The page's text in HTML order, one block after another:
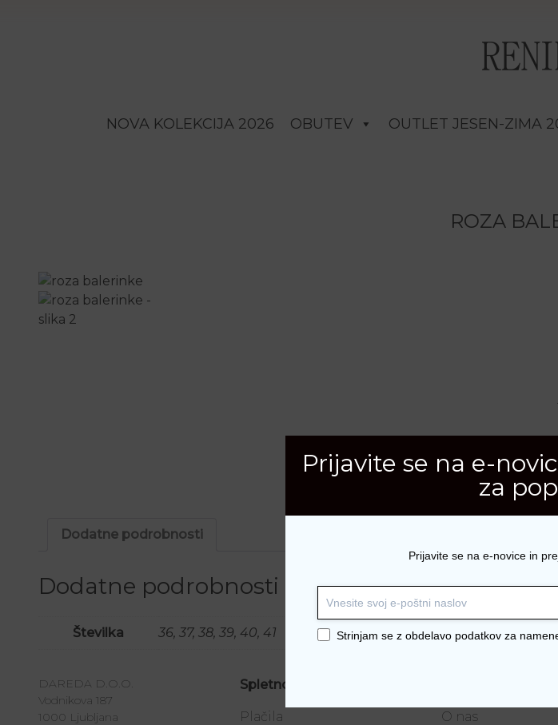
NOVA KOLEKCIJA 2026 OBUTEV OUTLET JESEN-ZIMA
ROZA
Dodatne podrobnosti
Dodatne podrobnosti
Številka 36, 37, 38, 39, 40, 41
DAREDA D.O.O.
Vodnikova 187
1000 Ljubljana
Spletno nakupovanje
Plačila O nas
Prijavite se na e-
za
Prijavite se na e-novice in
Strinjam se z obdelavo podatkov za